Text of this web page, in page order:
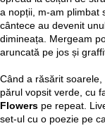
a nopții, m-am plimbat
cântece au devenit
dimineața. Mergeam
aruncată pe jos și
Când a răsărit
părul vopsit verde, cu
Flowers pe repeat.
set-ul cu o poezie pe